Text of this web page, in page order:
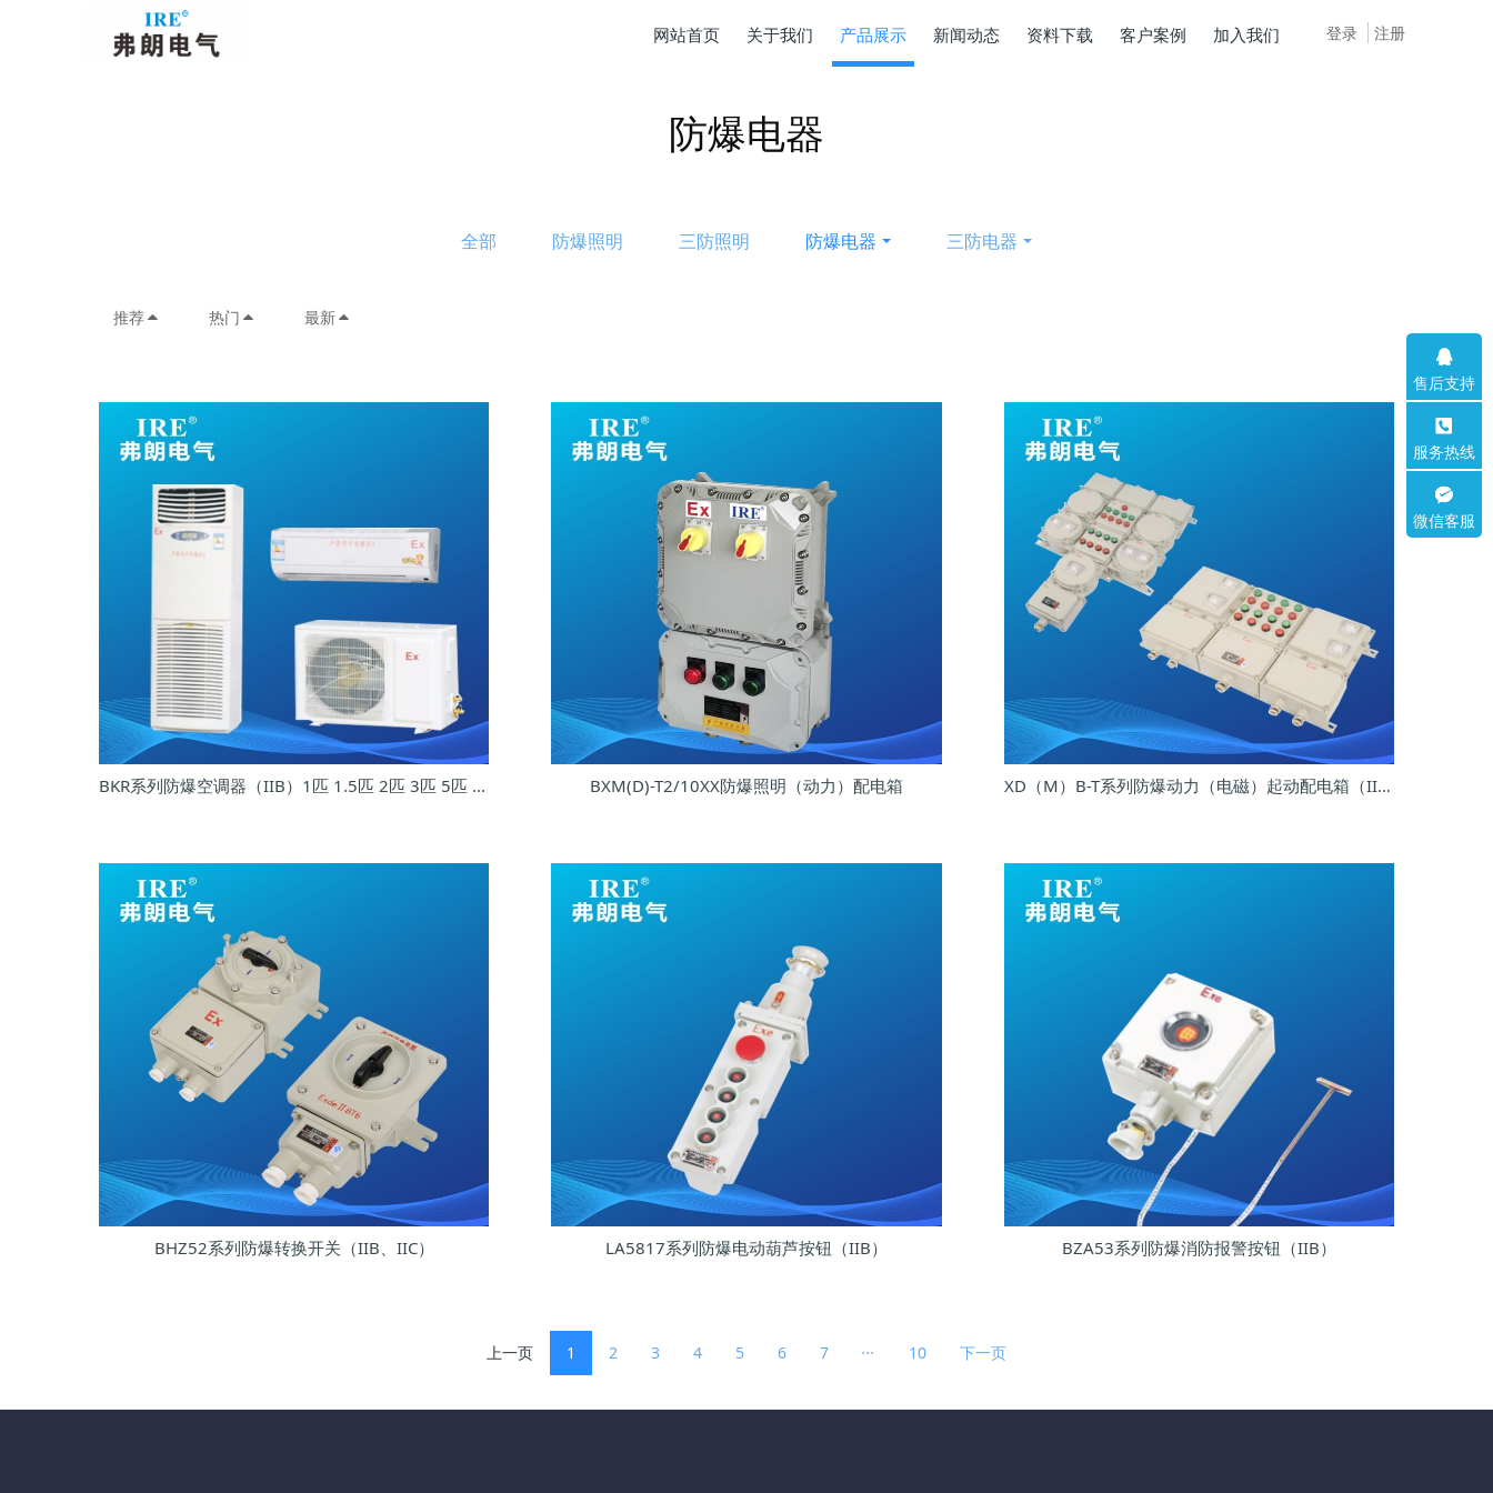
登录 注册
网站首页 关于我们 产品展示 新闻动态 资料下载 客户案例 加入我们
防爆电器
全部 防爆照明 三防照明 防爆电器 三防电器
推荐 热门 最新
BKR系列防爆空调器（IIB）1匹 1.5匹 2匹 3匹 5匹 10匹 BXM(D)-T2/10XX防爆照明（动力）配电箱 XD（M）B-T系列防爆动力（电磁）起动配电箱（IIB、 IIC、tD）
BHZ52系列防爆转换开关（IIB、IIC） LA5817系列防爆电动葫芦按钮（IIB） BZA53系列防爆消防报警按钮（IIB）
上一页 1 2 3 4 5 6 7 ... 10 下一页
售后支持
服务热线
微信客服